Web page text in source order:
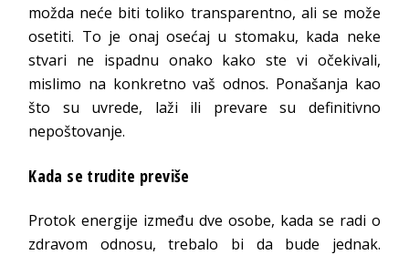
možda neće biti toliko transparentno, ali se može
osetiti. To je onaj osećaj u stomaku, kada neke
stvari ne ispadnu onako kako ste vi očekivali,
mislimo na konkretno vaš odnos. Ponašanja kao
što su uvrede, laži ili prevare su definitivno
nepoštovanje.
Kada se trudite previše
Protok energije između dve osobe, kada se radi o
zdravom odnosu, trebalo bi da bude jednak.